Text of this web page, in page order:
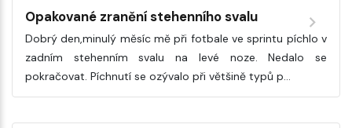
Opakované zranění stehenního svalu
Dobrý den,minulý měsíc mě při fotbale ve sprintu píchlo v
zadním stehenním svalu na levé noze. Nedalo se
pokračovat. Píchnutí se ozývalo při většině typů p…